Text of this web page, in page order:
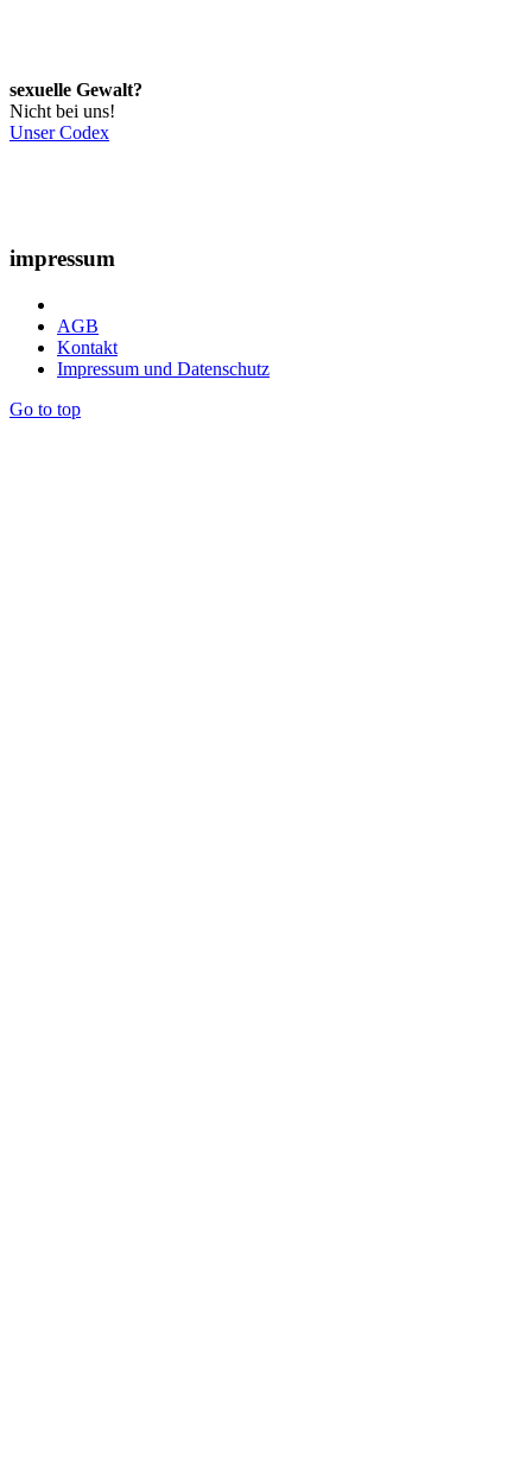
sexuelle Gewalt?
Nicht bei uns!
Unser Codex
impressum
AGB
Kontakt
Impressum und Datenschutz
Go to top